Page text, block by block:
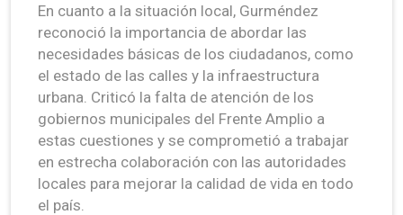
En cuanto a la situación local, Gurméndez
reconoció la importancia de abordar las
necesidades básicas de los ciudadanos, como
el estado de las calles y la infraestructura
urbana. Criticó la falta de atención de los
gobiernos municipales del Frente Amplio a
estas cuestiones y se comprometió a trabajar
en estrecha colaboración con las autoridades
locales para mejorar la calidad de vida en todo
el país.